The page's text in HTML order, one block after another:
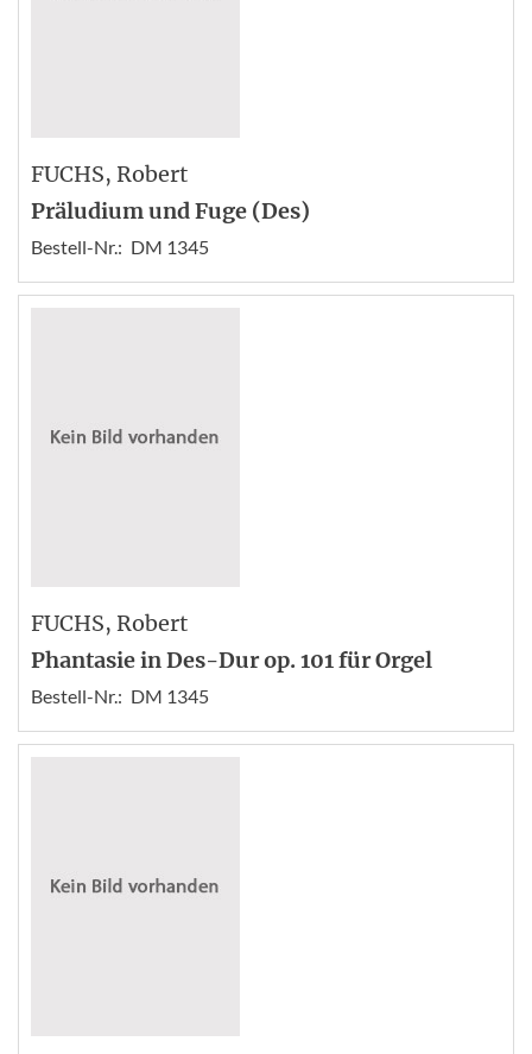
FUCHS, Robert
Präludium und Fuge (Des)
Bestell-Nr.: DM 1345
FUCHS, Robert
Phantasie in Des-Dur op. 101 für Orgel
Bestell-Nr.: DM 1345